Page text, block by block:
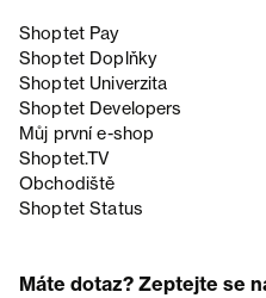
Shoptet Pay
Shoptet Doplňky
Shoptet Univerzita
Shoptet Developers
Můj první e-shop
Shoptet.TV
Obchodiště
Shoptet Status
Máte dotaz? Zeptejte se